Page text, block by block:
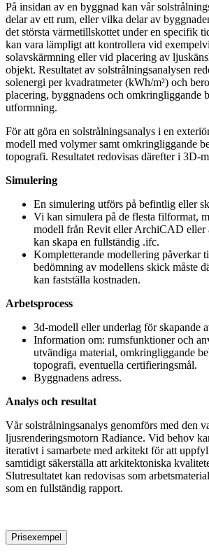
På insidan av en byggnad kan vår
delar av ett rum, eller vilka delar av
det största värmetillskottet under en specifik
kan vara lämpligt att kontrollera vid
solavskärmning eller vid placering av
objekt. Resultatet av solstrålningsanalysen
solenergi per kvadratmeter (kWh/m²) och
placering, byggnadens och omkringliggande
utformning.
För att göra en solstrålningsanalys i en
modell med volymer samt omkringliggande
topografi. Resultatet redovisas därefter i 3D-
Simulering
En simulering utförs på befintlig eller
Vi kan simulera på de flesta filformat,
modell från Revit eller ArchiCAD eller
kan skapa en fullständig .ifc.
Kompletterande modellering påverkar
bedömning av modellens skick måste
kan fastställa kostnaden.
Arbetsprocess
3d-modell eller underlag för skapande
Information om: rumsfunktioner och
utvändiga material, omkringliggande
topografi, eventuella certifieringsmål.
Byggnadens adress.
Analys och resultat
Vår solstrålningsanalys genomförs med den
ljusrenderingsmotorn Radiance. Vid behov
iterativt i samarbete med arkitekt för att
samtidigt säkerställa att arkitektoniska
Slutresultatet kan redovisas som
som en fullständig rapport.
Prisexempel